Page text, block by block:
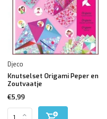
Djeco
Knutselset Origami Peper en
Zoutvaatje
€5,99